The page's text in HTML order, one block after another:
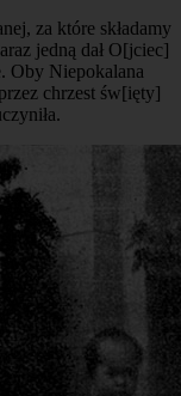
za które składamy
jedną dał O[jciec]
Oby Niepokalana
chrzest św[ięty]